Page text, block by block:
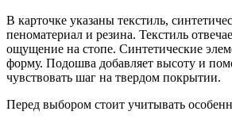
В карточке указаны текстиль,
пеноматериал и резина. Текстиль
ощущение на стопе. Синтетические
форму. Подошва добавляет высоту и
чувствовать шаг на твердом покрытии.
Перед выбором стоит учитывать